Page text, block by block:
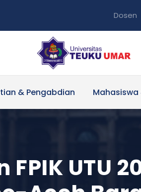
Dosen
& Pengabdian Mahasiswa
UTU